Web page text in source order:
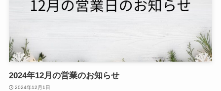
2024年12月の営業のお知らせ
2024年12月1日